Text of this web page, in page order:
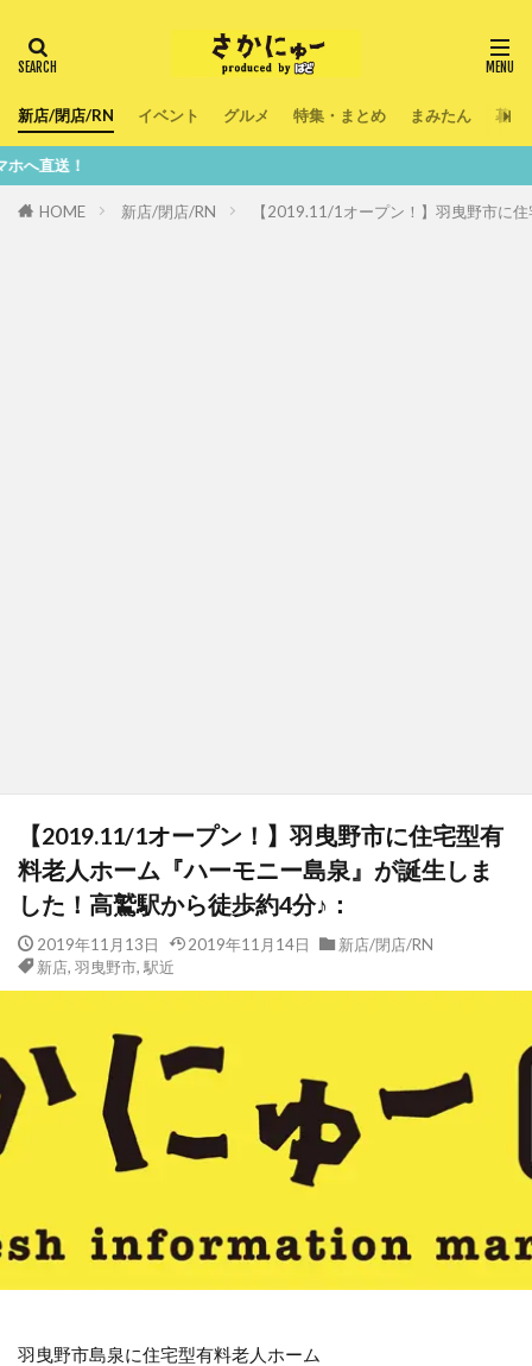
新店/閉店/RN イベント グルメ 特集・まとめ まみたん 暮ら
HOME 新店/閉店/RN 【2019.11/1オープン！】羽曳野市に
【2019.11/1オープン！】羽曳野市に住宅型有
料老人ホーム『ハーモニー島泉』が誕生しま
した！高鷲駅から徒歩約4分♪：
2019年11月13日 2019年11月14日
新店/閉店/RN
新店, 羽曳野市, 駅近
羽曳野市島泉に住宅型有料老人ホーム